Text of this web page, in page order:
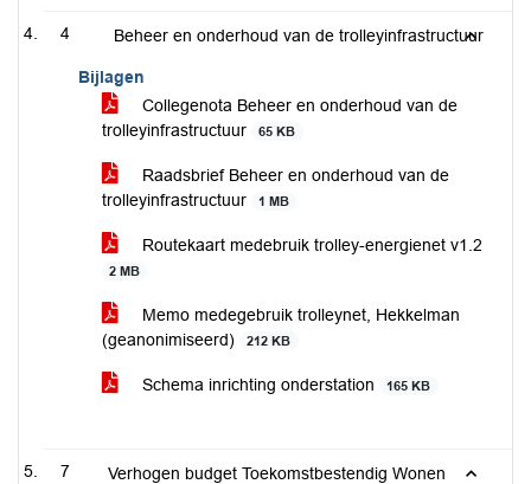
4 Beheer en onderhoud van de trolleyinfrastructuur
Bijlagen
Collegenota Beheer en onderhoud van de
trolleyinfrastructuur
65 KB
Raadsbrief Beheer en onderhoud van de
trolleyinfrastructuur
1 MB
Routekaart medebruik trolley-energienet v1.2
2 MB
Memo medegebruik trolleynet, Hekkelman
(geanonimiseerd)
212 KB
Schema inrichting onderstation 165 KB
7
Verhogen budget Toekomstbestendig Wonen